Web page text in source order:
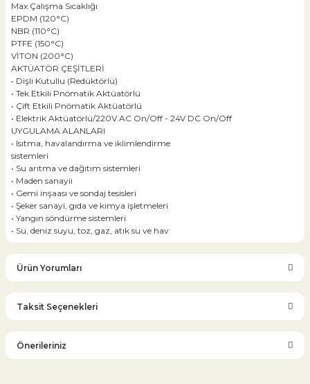
Max Çalışma Sıcaklığı
EPDM (120°C)
NBR (110°C)
PTFE (150°C)
VİTON (200°C)
AKTÜATÖR ÇEŞİTLERİ
• Dişli Kutullu (Redüktörlü)
• Tek Etkili Pnömatik Aktüatörlü
• Çift Etkili Pnömatik Aktüatörlü
• Elektrik Aktüatörlü/220V AC On/Off - 24V DC On/Off
UYGULAMA ALANLARI
• Isıtma, havalandırma ve iklimlendirme
sistemleri
• Su arıtma ve dağıtım sistemleri
• Maden sanayii
• Gemi inşaası ve sondaj tesisleri
• Şeker sanayi, gıda ve kimya işletmeleri
• Yangın söndürme sistemleri
• Su, deniz suyu, toz, gaz, atık su ve hav
Ürün Yorumları
Bu ürüne ilk yorumu siz yapın!
Taksit Seçenekleri
Önerileriniz